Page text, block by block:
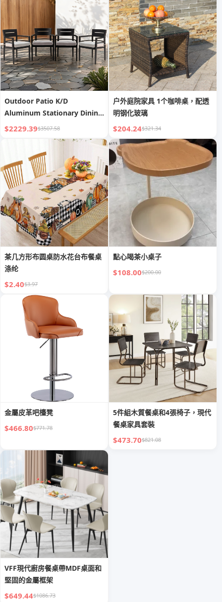
Outdoor Patio K/D
Aluminum Stationary Dining
Chair
$2229.39$3507.58
户外庭院家具 1个咖啡桌，配透
明钢化玻璃
$204.24$321.34
茶几方形布圆桌防水花台布餐桌
涤纶
$2.40$3.97
點心喝茶小桌子
$108.00$200.00
金屬皮革吧檯凳
$466.80$771.78
5件組木質餐桌和4張椅子，現代
餐桌家具套裝
$473.70$821.08
VFF現代廚房餐桌帶MDF桌面和
堅固的金屬框架
$649.44$1086.73